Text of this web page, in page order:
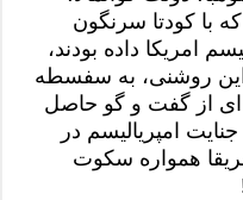
با کودتا سرنگون
امریکا داده بودند،
این روشنی، به سفسطه
ای از گفت و گو حاصل
امپریالیسم در
همواره سکوت